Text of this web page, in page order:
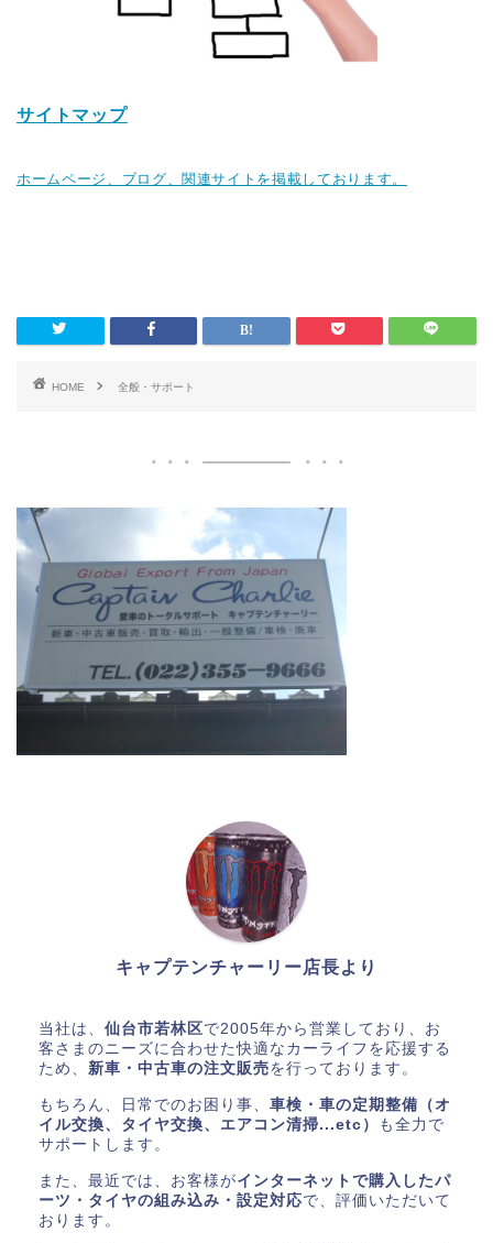
サイトマップ
ホームページ、ブログ、関連サイトを掲載しております。
HOME 全般・サポート
キャプテンチャーリー店長より
当社は、 仙台市若林区で2005年から営業しており、お
客さまのニーズに合わせた快適なカーライフを応援する
ため、 新車・中古車の注文販売を行っております。
もちろん、日常でのお困り事、 車検・車の定期整備（オ
イル交換、タイヤ交換、エアコン清掃...etc）
も全力で
サポートします。
また、最近では、お客様がインターネットで購入したパ
ーツ・タイヤの組み込み・設定対応で、評価いただいて
おります。